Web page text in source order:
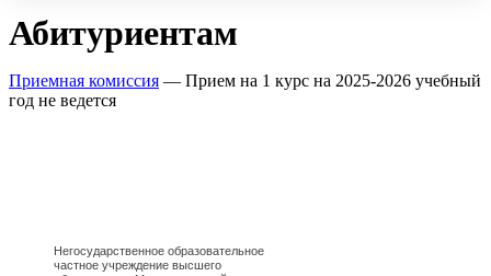
Абитуриентам
Приемная комиссия — Прием на 1 курс на 2025-2026 учебный
год не ведется
Негосударственное образовательное
частное учреждение высшего